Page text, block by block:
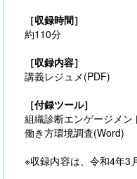
［収録時間］
約110分
［収録内容］
講義レジュメ(PDF)
［付録ツール］
組織診断エンゲージメ
働き方環境調査(Word)
※収録内容は、令和4年3